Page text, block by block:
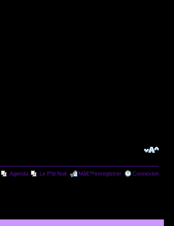
Agenda Le P'tit Noir Mâ€™enregistrer Connexion